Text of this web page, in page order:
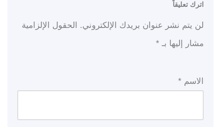
اترك تعليقاً
لن يتم نشر عنوان بريدك الإلكتروني.
الحقول الإلزامية
مشار إليها بـ *
الاسم *